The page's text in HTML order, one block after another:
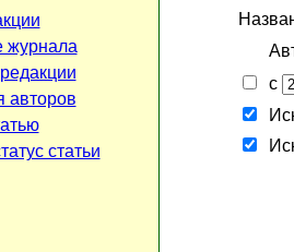
журнала
авторов
статьи
с